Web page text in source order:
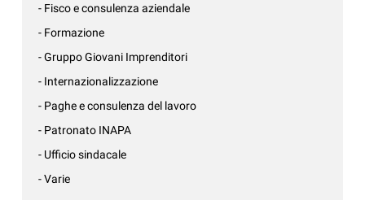
- Fisco e consulenza aziendale
- Formazione
- Gruppo Giovani Imprenditori
- Internazionalizzazione
- Paghe e consulenza del lavoro
- Patronato INAPA
- Ufficio sindacale
- Varie